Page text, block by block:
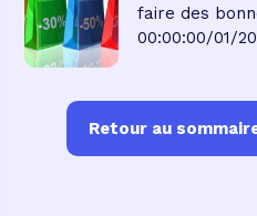
faire des
00:00:00/01/
Retour au